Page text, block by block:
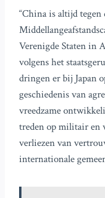
“China is altijd
Verenigde Staten in
volgens het
dringen er bij Japan
geschiedenis van
vreedzame
treden op militair en
verliezen van
internationale